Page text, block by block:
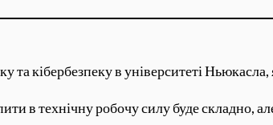
та кібербезпеку в університеті
в технічну робочу силу буде складно,